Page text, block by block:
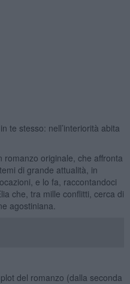
te stesso: nell’interiorità abita
romanzo originale, che affronta
di grande attualità, in
e lo fa, raccontandoci
che, tra mille conflitti, cerca di
agostiniana.
del romanzo (dalla seconda